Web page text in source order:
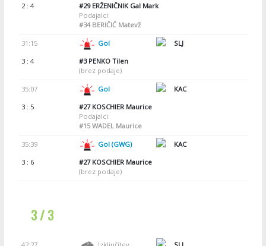
2 : 4
#29ERŽENIČNIK Gal Mark
Podajalci:
#34BERIČIČ Matevž
31:15 Gol
SLJ
3 : 4
#3PENKO Tilen
(brez podaje)
35:07 Gol
KAC
3 : 5
#27KOSCHIER Maurice
Podajalci:
#15WADEL Maurice
35:39 Gol (GWG)
KAC
3 : 6
#27KOSCHIER Maurice
(brez podaje)
3 / 3